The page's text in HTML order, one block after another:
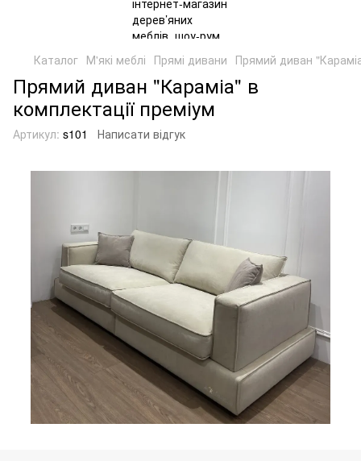
Каталог М'які меблі Прямі дивани Прямий диван
Прямий диван "Караміа" в
комплектації преміум
Артикул: s101 Написати відгук